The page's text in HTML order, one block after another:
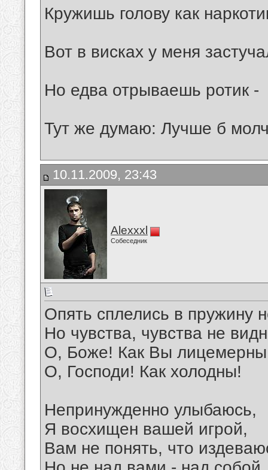
Кружишь голову как
Вот в висках у меня
Но едва отрываешь ротик -
Тут же думаю: Лучше б
10.11.2009, 23:43
Alexxxl
Собеседник
Опять сплелись в пружину
Но чувства, чувства не
О, Боже! Как Вы
О, Господи! Как холодны!
Непринужденно улыбаюсь,
Я восхищен вашей игрой,
Вам не понять, что